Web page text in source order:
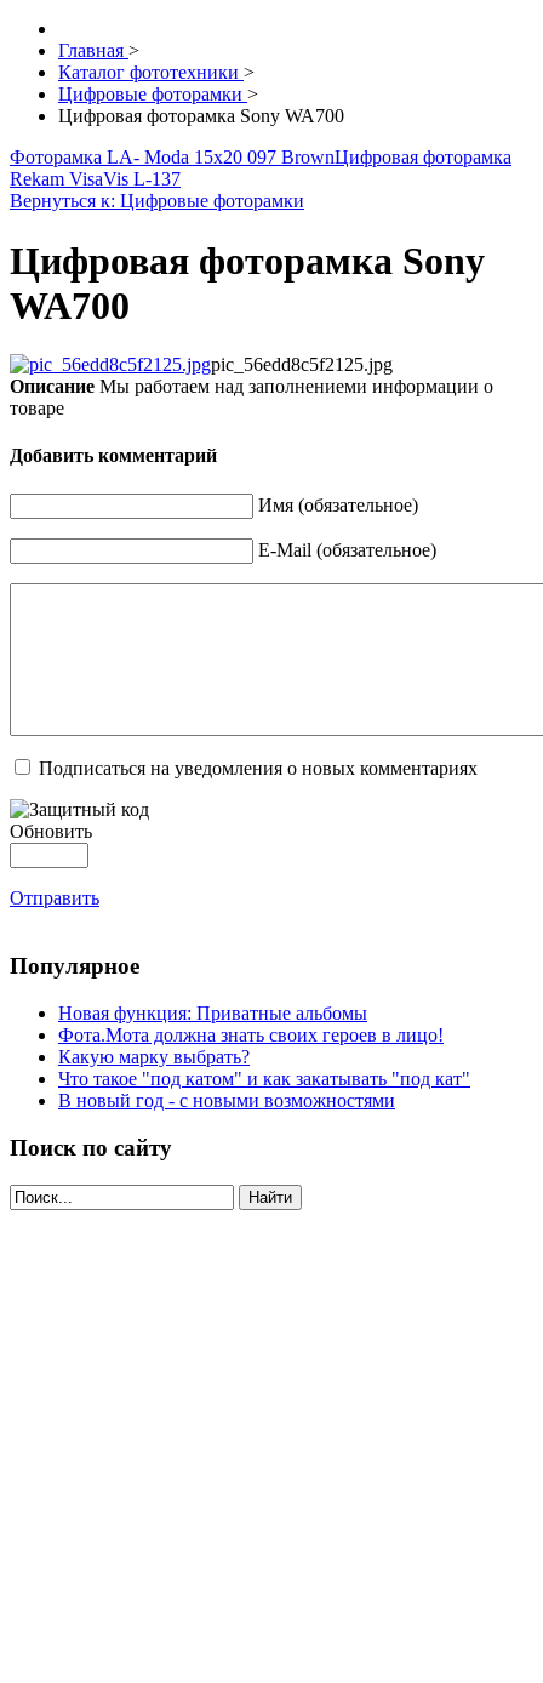
Главная >
Каталог фототехники >
Цифровые фоторамки >
Цифровая фоторамка Sony WA700
Фоторамка LA- Moda 15x20 097 BrownЦифровая фоторамка
Rekam VisaVis L-137
Вернуться к: Цифровые фоторамки
Цифровая фоторамка Sony
WA700
pic_56edd8c5f2125.jpg
Описание Мы работаем над заполнениеми информации о
товаре
Добавить комментарий
Имя (обязательное)
E-Mail (обязательное)
Подписаться на уведомления о новых комментариях
Обновить
Отправить
Популярное
Новая функция: Приватные альбомы
Фота.Мота должна знать своих героев в лицо!
Какую марку выбрать?
Что такое "под катом" и как закатывать "под кат"
В новый год - с новыми возможностями
Поиск по сайту
Найти